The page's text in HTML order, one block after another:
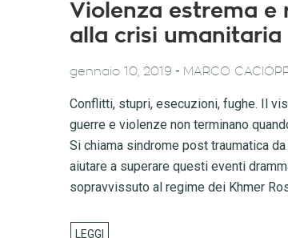
Violenza estrema e
alla crisi
gennaio 10, 2019 - MARCO
Conflitti, stupri, esecuzioni, fughe. Il
guerre e violenze non terminano
Si chiama sindrome post traumatica
aiutare a superare questi eventi
sopravvissuto al regime dei Khmer